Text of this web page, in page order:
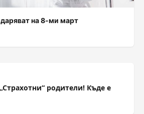
на 8-ми март
родители! Къде е